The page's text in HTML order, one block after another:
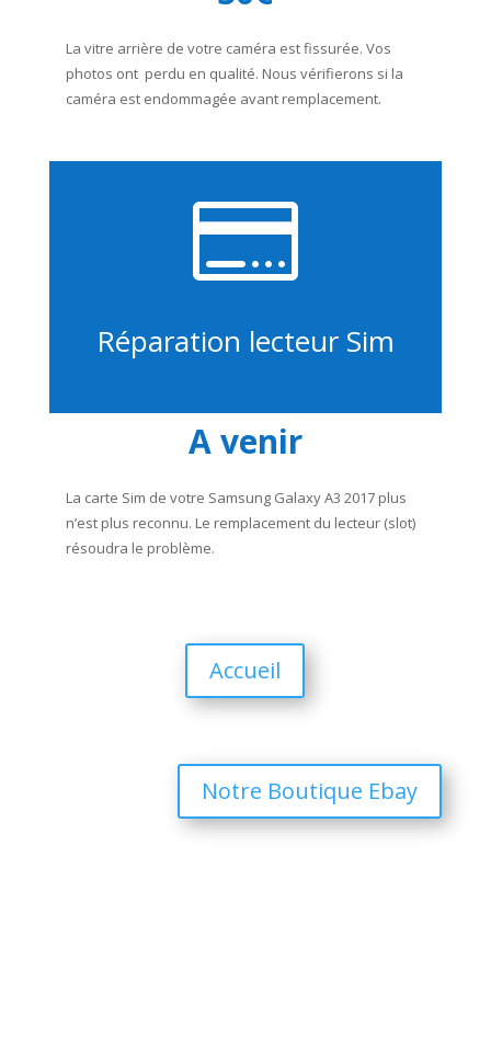
La vitre arrière de votre caméra est fissurée. Vos
photos ont perdu en qualité. Nous vérifierons si la
caméra est endommagée avant remplacement.

Réparation lecteur Sim
A venir
La carte Sim de votre Samsung Galaxy A3 2017 plus
n’est plus reconnu. Le remplacement du lecteur (slot)
résoudra le problème.
Accueil
Notre Boutique Ebay